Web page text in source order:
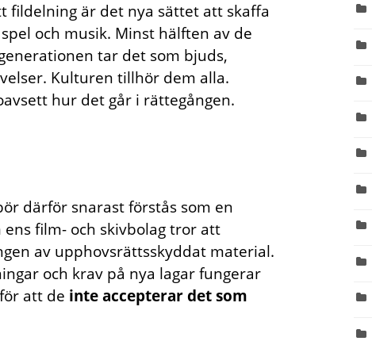
fil­delning är det nya sättet att skaffa
och musik. Minst hälften av de
tar det som bjuds,
Kulturen tillhör dem alla.
hur det går i rättegången.
därför snarast förstås som en
film- och skivbolag tror att
av upphovsrättsskyddat material.
och krav på nya lagar fungerar
att de inte accepterar det som